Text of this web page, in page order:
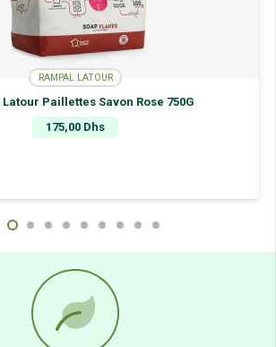
RAMPAL LATOUR
Latour Paillettes Savon Rose 750G
175,00 Dhs